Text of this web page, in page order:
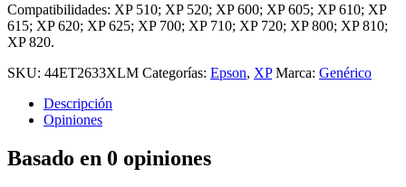
Compatibilidades: XP 510; XP 520; XP 600; XP 605; XP 610; XP
615; XP 620; XP 625; XP 700; XP 710; XP 720; XP 800; XP 810;
XP 820.
SKU: 44ET2633XLM Categorías: Epson, XP Marca: Genérico
Descripción
Opiniones
Basado en 0 opiniones